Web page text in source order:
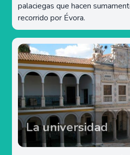
palaciegas que hacen
recorrido por Évora.
La universidad